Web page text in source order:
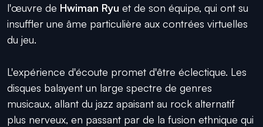
l'œuvre de Hwiman Ryu et de son équipe, qui ont su
insuffler une âme particulière aux contrées virtuelles
du jeu.
L'expérience d'écoute promet d'être éclectique. Les
disques balayent un large spectre de genres
musicaux, allant du jazz apaisant au rock alternatif
plus nerveux, en passant par de la fusion ethnique qui